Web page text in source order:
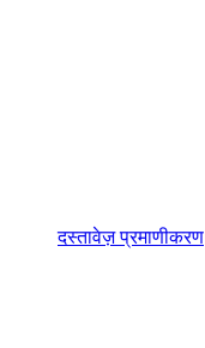
दस्तावेज़ प्रमाणीकरण